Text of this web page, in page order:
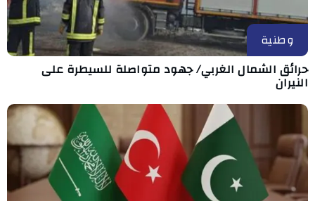
وطنية
حرائق الشمال الغربي/ جهود متواصلة للسيطرة على
النيران